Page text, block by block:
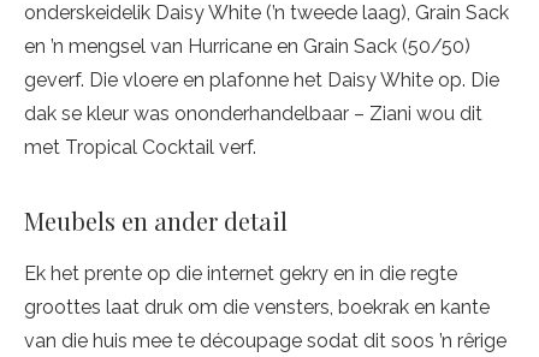
onderskeidelik Daisy White (’n tweede laag), Grain Sack
en ’n mengsel van Hurricane en Grain Sack (50/50)
geverf. Die vloere en plafonne het Daisy White op. Die
dak se kleur was ononderhandelbaar – Ziani wou dit
met Tropical Cocktail verf.
Meubels en ander detail
Ek het prente op die internet gekry en in die regte
groottes laat druk om die vensters, boekrak en kante
van die huis mee te découpage sodat dit soos ’n rêrige